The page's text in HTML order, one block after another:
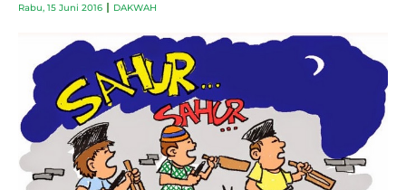
Rabu, 15 Juni 2016 DAKWAH